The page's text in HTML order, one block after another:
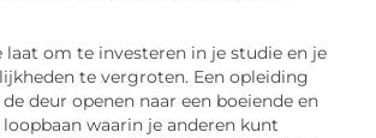
laat om te investeren in je studie en je
te vergroten. Een opleiding
deur openen naar een boeiende en
waarin je anderen kunt